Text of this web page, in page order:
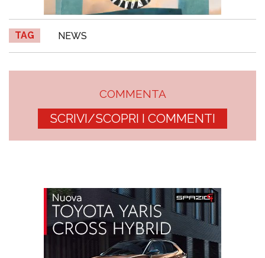
TAG NEWS
COMMENTA
SCRIVI/SCOPRI I COMMENTI